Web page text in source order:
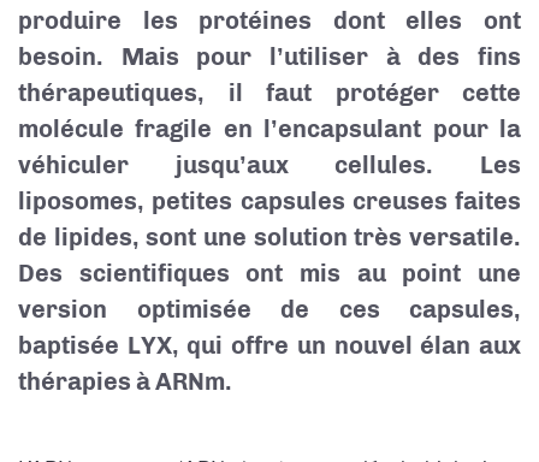
produire les protéines dont elles ont
besoin. Mais pour l’utiliser à des fins
thérapeutiques, il faut protéger cette
molécule fragile en l’encapsulant pour la
véhiculer jusqu’aux cellules. Les
liposomes, petites capsules creuses faites
de lipides, sont une solution très versatile.
Des scientifiques ont mis au point une
version optimisée de ces capsules,
baptisée LYX, qui offre un nouvel élan aux
thérapies à ARNm.